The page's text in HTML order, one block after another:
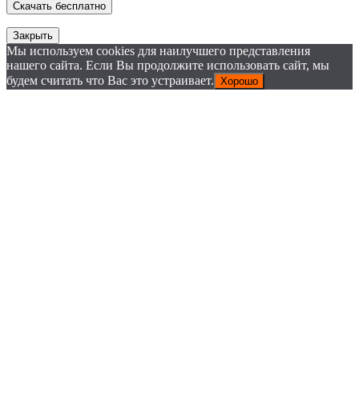
Закрыть
Мы используем cookies для наилучшего представления
нашего сайта. Если Вы продолжите использовать сайт, мы
будем считать что Вас это устраивает. Хорошо